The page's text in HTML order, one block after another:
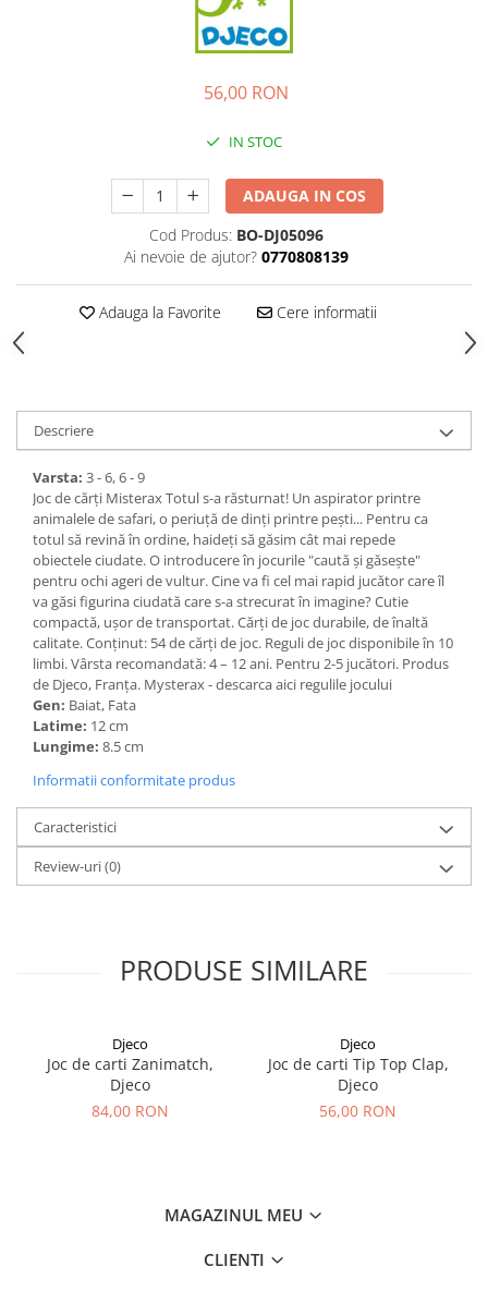
56,00 RON
IN STOC
ADAUGA IN COS
Cod Produs: BO-DJ05096
Ai nevoie de ajutor? 0770808139
Adauga la Favorite Cere informatii
Descriere
Varsta: 3 - 6, 6 - 9
Joc de cărți Misterax Totul s-a răsturnat! Un aspirator printre
animalele de safari, o periuță de dinți printre pești... Pentru ca
totul să revină în ordine, haideți să găsim cât mai repede
obiectele ciudate. O introducere în jocurile "caută și găsește"
pentru ochi ageri de vultur. Cine va fi cel mai rapid jucător care îl
va găsi figurina ciudată care s-a strecurat în imagine? Cutie
compactă, ușor de transportat. Cărți de joc durabile, de înaltă
calitate. Conținut: 54 de cărți de joc. Reguli de joc disponibile în 10
limbi. Vârsta recomandată: 4 – 12 ani. Pentru 2-5 jucători. Produs
de Djeco, Franța. Mysterax - descarca aici regulile jocului
Gen: Baiat, Fata
Latime: 12 cm
Lungime: 8.5 cm
Informatii conformitate produs
Caracteristici
Review-uri(0)
PRODUSE SIMILARE
Djeco
Joc de carti Zanimatch,
Djeco
84,00 RON
Djeco
Joc de carti Tip Top Clap,
Djeco
56,00 RON
MAGAZINUL MEU
CLIENTI